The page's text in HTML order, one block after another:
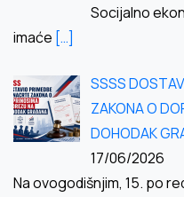
Socijalno
imaće […]
SSSS
ZAKONA O
DOHODAK
17/06/2026
Na ovogodišnjim, 15. po